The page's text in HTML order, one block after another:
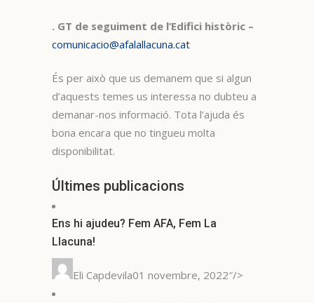
. GT de seguiment de l’Edifici històric –
comunicacio@afalallacuna.cat
És per això que us demanem que si algun
d’aquests temes us interessa no dubteu a
demanar-nos informació. Tota l’ajuda és
bona encara que no tingueu molta
disponibilitat.
Últimes publicacions
Ens hi ajudeu? Fem AFA, Fem La
Llacuna!
Eli Capdevila01 novembre, 2022″/>